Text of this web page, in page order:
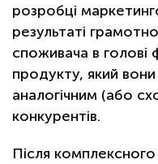
розробці
результаті
споживача в
продукту, який
аналогічним (або
конкурентів.
Після